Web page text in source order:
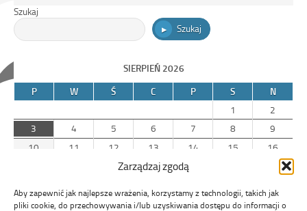
Zarządzaj zgodą
Aby zapewnić jak najlepsze wrażenia, korzystamy z technologii, takich jak
pliki cookie, do przechowywania i/lub uzyskiwania dostępu do informacji o
Szukaj
Szukaj
SIERPIEŃ 2026
P
W Ś C P S
N
1
2
3
4 5 6 7 8
9
10
11 12 13 14 15
16
19 20 21
31